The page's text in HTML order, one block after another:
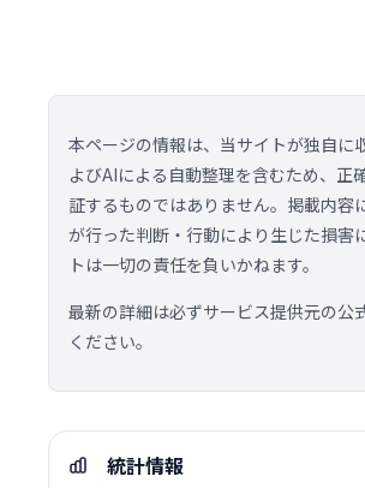
本ページの情報は、当サイトが独自に
よびAIによる自動整理を含むため、正
証するものではありません。掲載内容
が行った判断・行動により生じた損害
トは一切の責任を負いかねます。
最新の詳細は必ずサービス提供元の公
ください。
統計情報